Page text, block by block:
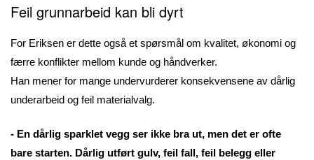
Feil grunnarbeid kan bli dyrt
For Eriksen er dette også et spørsmål om kvalitet, økonomi og
færre konflikter mellom kunde og håndverker.
Han mener for mange undervurderer konsekvensene av dårlig
underarbeid og feil materialvalg.
- En dårlig sparklet vegg ser ikke bra ut, men det er ofte
bare starten. Dårlig utført gulv, feil fall, feil belegg eller